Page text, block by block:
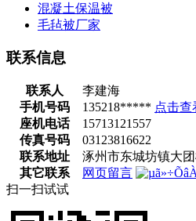
混凝土保温被
毛毡被厂家
联系信息
联系人
李建海
手机号码
135218***** 点击查
座机电话
15713121557
传真号码
03123816622
联系地址
涿州市东城坊镇大
其它联系
网页留言
扫一扫试试